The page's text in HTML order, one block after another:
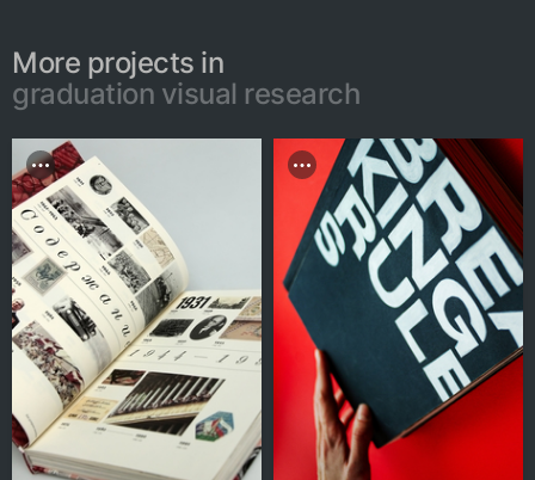
More projects in
graduation visual research